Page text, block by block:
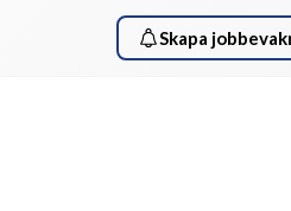
Skapa